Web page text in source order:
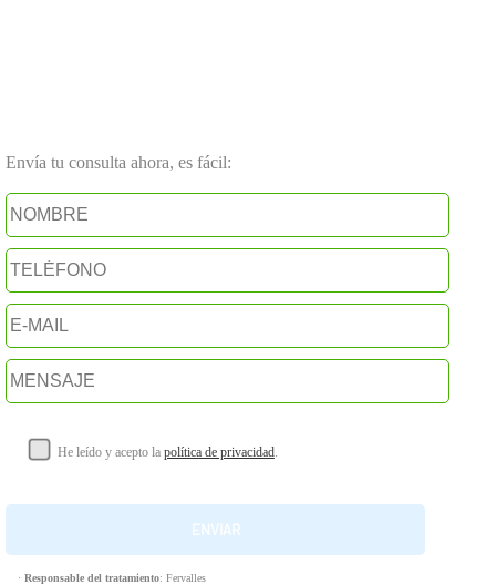
Envía tu consulta ahora, es fácil:
He leído y acepto la política de privacidad.
· Responsable del tratamiento: Fervalles